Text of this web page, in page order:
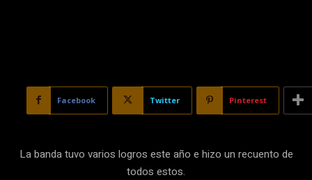
Facebook Twitter Pinterest
La banda tuvo varios logros este año e hizo un recuento de
todos estos.